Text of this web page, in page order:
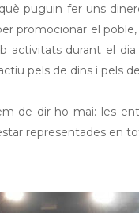
puguin fer uns
promocionar el
activitats durant el
pels de dins i pels
de dir-ho mai: les
representades en